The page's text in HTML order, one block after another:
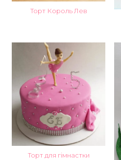
Торт Король Лев
Торт для гімнастки